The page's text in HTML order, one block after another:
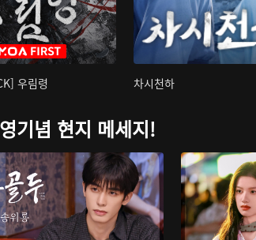
우림령 차시천하
기념 현지 메세지!